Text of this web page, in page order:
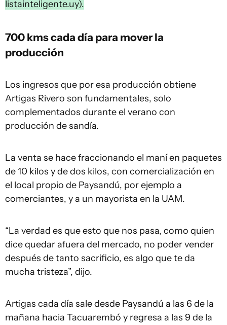
listainteligente.uy).
700 kms cada día para mover la
producción
Los ingresos que por esa producción obtiene
Artigas Rivero son fundamentales, solo
complementados durante el verano con
producción de sandía.
La venta se hace fraccionando el maní en paquetes
de 10 kilos y de dos kilos, con comercialización en
el local propio de Paysandú, por ejemplo a
comerciantes, y a un mayorista en la UAM.
“La verdad es que esto que nos pasa, como quien
dice quedar afuera del mercado, no poder vender
después de tanto sacrificio, es algo que te da
mucha tristeza”, dijo.
Artigas cada día sale desde Paysandú a las 6 de la
mañana hacia Tacuarembó y regresa a las 9 de la